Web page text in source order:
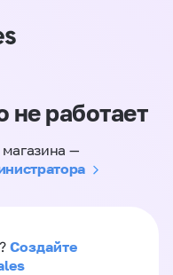
не работает
—
Создайте